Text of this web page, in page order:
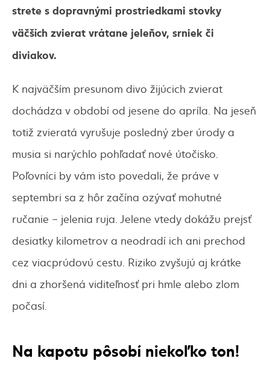
strete s dopravnými prostriedkami stovky
väčších zvierat vrátane jeleňov, srniek či
diviakov.
K najväčším presunom divo žijúcich zvierat
dochádza v období od jesene do apríla. Na jeseň
totiž zvieratá vyrušuje posledný zber úrody a
musia si narýchlo pohľadať nové útočisko.
Poľovníci by vám isto povedali, že práve v
septembri sa z hôr začína ozývať mohutné
ručanie – jelenia ruja. Jelene vtedy dokážu prejsť
desiatky kilometrov a neodradí ich ani prechod
cez viacprúdovú cestu. Riziko zvyšujú aj krátke
dni a zhoršená viditeľnosť pri hmle alebo zlom
počasí.
Na kapotu pôsobí niekoľko ton!